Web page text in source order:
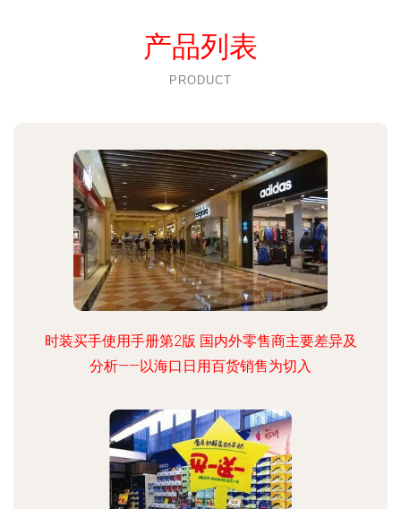
产品列表
PRODUCT
时装买手使用手册第2版 国内外零售商主要差异及
分析——以海口日用百货销售为切入